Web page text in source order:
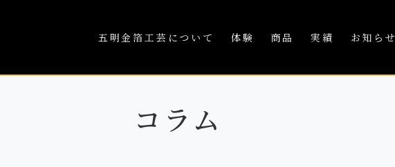
五明金箔工芸について 体験 商品 実績 お知らせ
コラム